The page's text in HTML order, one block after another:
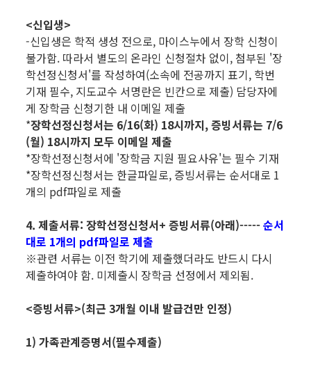
<신입생>
-신입생은 학적 생성 전으로, 마이스누에서 장학 신청이
불가함. 따라서 별도의 온라인 신청절차 없이, 첨부된 '장
학선정신청서'를 작성하여(소속에 전공까지 표기, 학번
기재 필수, 지도교수 서명란은 빈칸으로 제출) 담당자에
게 장학금 신청기한 내 이메일 제출
*장학선정신청서는 6/16(화) 18시까지, 증빙서류는 7/6
(월) 18시까지 모두 이메일 제출
*장학선정신청서에 '장학금 지원 필요사유'는 필수 기재
*장학선정신청서는 한글파일로, 증빙서류는 순서대로 1
개의 pdf파일로 제출
4. 제출서류: 장학선정신청서+ 증빙서류(아래)-----순서
대로 1개의 pdf파일로 제출
※관련 서류는 이전 학기에 제출했더라도 반드시 다시
제출하여야 함. 미제출시 장학금 선정에서 제외됨.
<증빙서류>(최근 3개월 이내 발급건만 인정)
1) 가족관계증명서(필수제출)